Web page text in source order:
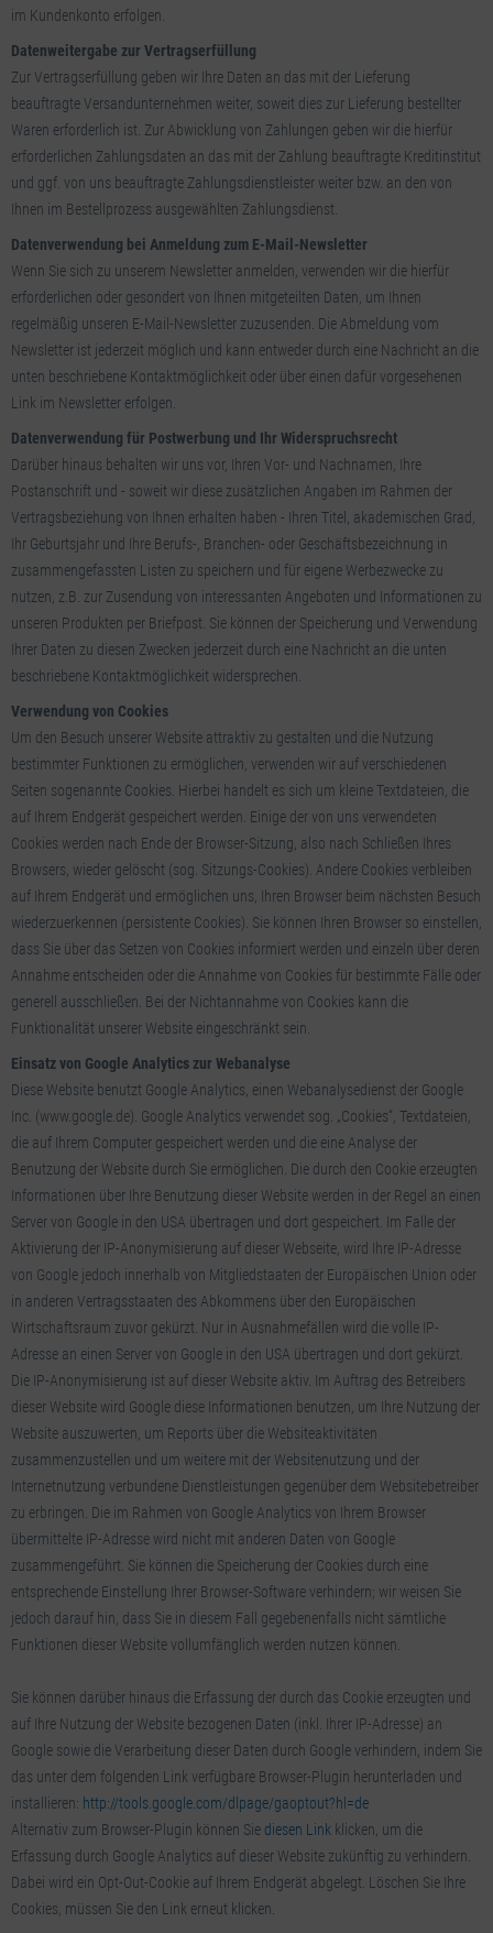
im Kundenkonto erfolgen.
Datenweitergabe zur Vertragserfüllung
Zur Vertragserfüllung geben wir Ihre Daten an das mit der Lieferung
beauftragte Versandunternehmen weiter, soweit dies zur Lieferung bestellter
Waren erforderlich ist. Zur Abwicklung von Zahlungen geben wir die hierfür
erforderlichen Zahlungsdaten an das mit der Zahlung beauftragte Kreditinstitut
und ggf. von uns beauftragte Zahlungsdienstleister weiter bzw. an den von
Ihnen im Bestellprozess ausgewählten Zahlungsdienst.
Datenverwendung bei Anmeldung zum E-Mail-Newsletter
Wenn Sie sich zu unserem Newsletter anmelden, verwenden wir die hierfür
erforderlichen oder gesondert von Ihnen mitgeteilten Daten, um Ihnen
regelmäßig unseren E-Mail-Newsletter zuzusenden. Die Abmeldung vom
Newsletter ist jederzeit möglich und kann entweder durch eine Nachricht an die
unten beschriebene Kontaktmöglichkeit oder über einen dafür vorgesehenen
Link im Newsletter erfolgen.
Datenverwendung für Postwerbung und Ihr Widerspruchsrecht
Darüber hinaus behalten wir uns vor, Ihren Vor- und Nachnamen, Ihre
Postanschrift und - soweit wir diese zusätzlichen Angaben im Rahmen der
Vertragsbeziehung von Ihnen erhalten haben - Ihren Titel, akademischen Grad,
Ihr Geburtsjahr und Ihre Berufs-, Branchen- oder Geschäftsbezeichnung in
zusammengefassten Listen zu speichern und für eigene Werbezwecke zu
nutzen, z.B. zur Zusendung von interessanten Angeboten und Informationen zu
unseren Produkten per Briefpost. Sie können der Speicherung und Verwendung
Ihrer Daten zu diesen Zwecken jederzeit durch eine Nachricht an die unten
beschriebene Kontaktmöglichkeit widersprechen.
Verwendung von Cookies
Um den Besuch unserer Website attraktiv zu gestalten und die Nutzung
bestimmter Funktionen zu ermöglichen, verwenden wir auf verschiedenen
Seiten sogenannte Cookies. Hierbei handelt es sich um kleine Textdateien, die
auf Ihrem Endgerät gespeichert werden. Einige der von uns verwendeten
Cookies werden nach Ende der Browser-Sitzung, also nach Schließen Ihres
Browsers, wieder gelöscht (sog. Sitzungs-Cookies). Andere Cookies verbleiben
auf Ihrem Endgerät und ermöglichen uns, Ihren Browser beim nächsten Besuch
wiederzuerkennen (persistente Cookies). Sie können Ihren Browser so einstellen,
dass Sie über das Setzen von Cookies informiert werden und einzeln über deren
Annahme entscheiden oder die Annahme von Cookies für bestimmte Fälle oder
generell ausschließen. Bei der Nichtannahme von Cookies kann die
Funktionalität unserer Website eingeschränkt sein.
Einsatz von Google Analytics zur Webanalyse
Diese Website benutzt Google Analytics, einen Webanalysedienst der Google
Inc. (www.google.de). Google Analytics verwendet sog. „Cookies“, Textdateien,
die auf Ihrem Computer gespeichert werden und die eine Analyse der
Benutzung der Website durch Sie ermöglichen. Die durch den Cookie erzeugten
Informationen über Ihre Benutzung dieser Website werden in der Regel an einen
Server von Google in den USA übertragen und dort gespeichert. Im Falle der
Aktivierung der IP-Anonymisierung auf dieser Webseite, wird Ihre IP-Adresse
von Google jedoch innerhalb von Mitgliedstaaten der Europäischen Union oder
in anderen Vertragsstaaten des Abkommens über den Europäischen
Wirtschaftsraum zuvor gekürzt. Nur in Ausnahmefällen wird die volle IP-
Adresse an einen Server von Google in den USA übertragen und dort gekürzt.
Die IP-Anonymisierung ist auf dieser Website aktiv. Im Auftrag des Betreibers
dieser Website wird Google diese Informationen benutzen, um Ihre Nutzung der
Website auszuwerten, um Reports über die Websiteaktivitäten
zusammenzustellen und um weitere mit der Websitenutzung und der
Internetnutzung verbundene Dienstleistungen gegenüber dem Websitebetreiber
zu erbringen. Die im Rahmen von Google Analytics von Ihrem Browser
übermittelte IP-Adresse wird nicht mit anderen Daten von Google
zusammengeführt. Sie können die Speicherung der Cookies durch eine
entsprechende Einstellung Ihrer Browser-Software verhindern; wir weisen Sie
jedoch darauf hin, dass Sie in diesem Fall gegebenenfalls nicht sämtliche
Funktionen dieser Website vollumfänglich werden nutzen können.
Sie können darüber hinaus die Erfassung der durch das Cookie erzeugten und
auf Ihre Nutzung der Website bezogenen Daten (inkl. Ihrer IP-Adresse) an
Google sowie die Verarbeitung dieser Daten durch Google verhindern, indem Sie
das unter dem folgenden Link verfügbare Browser-Plugin herunterladen und
installieren: http://tools.google.com/dlpage/gaoptout?hl=de
Alternativ zum Browser-Plugin können Sie diesen Link klicken, um die
Erfassung durch Google Analytics auf dieser Website zukünftig zu verhindern.
Dabei wird ein Opt-Out-Cookie auf Ihrem Endgerät abgelegt. Löschen Sie Ihre
Cookies, müssen Sie den Link erneut klicken.